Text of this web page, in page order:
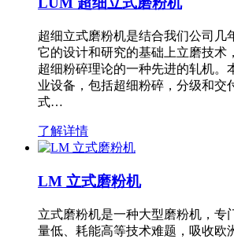
超细立式磨粉机是结合我们公司几
它的设计和研究的基础上立磨技术
超细粉碎理论的一种先进的轧机。
业设备，包括超细粉碎，分级和交
式…
了解详情
LM 立式磨粉机
立式磨粉机是一种大型磨粉机，专
量低、耗能高等技术难题，吸收欧